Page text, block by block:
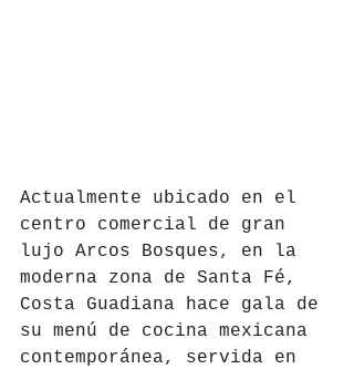
Actualmente ubicado en el
centro comercial de gran
lujo Arcos Bosques, en la
moderna zona de Santa Fé,
Costa Guadiana hace gala de
su menú de cocina mexicana
contemporánea, servida en